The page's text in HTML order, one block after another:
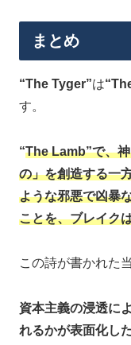
まとめ
“The Tyger”は
す。
“The Lamb”で、
の」を創造する一
ような邪悪で凶暴
ことを、ブレイク
この詩が書かれた
資本主義の浸透に
れるかが表面化し